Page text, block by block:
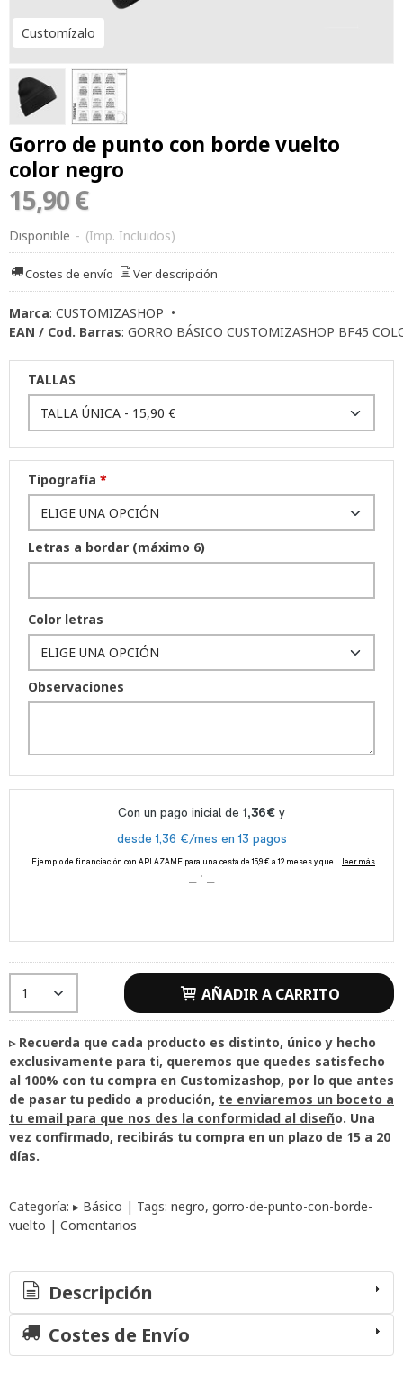
Customízalo
Gorro de punto con borde vuelto
color negro
15,90 €
Disponible - (Imp. Incluidos)
Costes de envío Ver descripción
Marca: CUSTOMIZASHOP •
EAN / Cod. Barras: GORRO BÁSICO CUSTOMIZASHOP BF45
TALLAS
Tipografía *
Letras a bordar (máximo 6)
Color letras
Observaciones
AÑADIR A CARRITO
▹ Recuerda que cada producto es distinto, único y hecho
exclusivamente para ti, queremos que quedes satisfecho
al 100% con tu compra en Customizashop, por lo que antes
de pasar tu pedido a produción, te enviaremos un boceto a
tu email para que nos des la conformidad al diseño. Una
vez confirmado, recibirás tu compra en un plazo de 15 a 20
días.
Categoría: ▸ Básico | Tags: negro gorro-de-punto-con-borde-
vuelto | Comentarios
Descripción
Costes de Envío